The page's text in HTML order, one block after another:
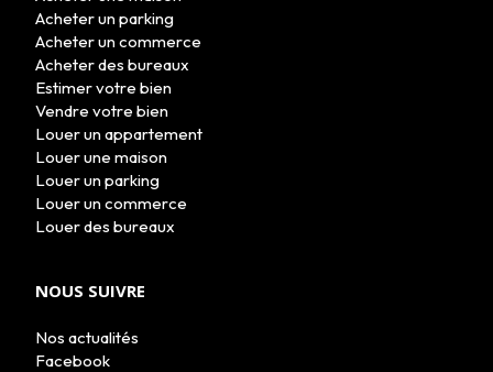
Acheter un parking
Acheter un commerce
Acheter des bureaux
Estimer votre bien
Vendre votre bien
Louer un appartement
Louer une maison
Louer un parking
Louer un commerce
Louer des bureaux
NOUS SUIVRE
Nos actualités
Facebook